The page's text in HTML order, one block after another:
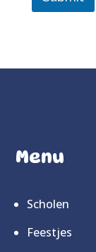
Menu
Scholen
Feestjes